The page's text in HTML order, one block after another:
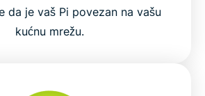
da je vaš Pi povezan na vašu
kućnu mrežu.